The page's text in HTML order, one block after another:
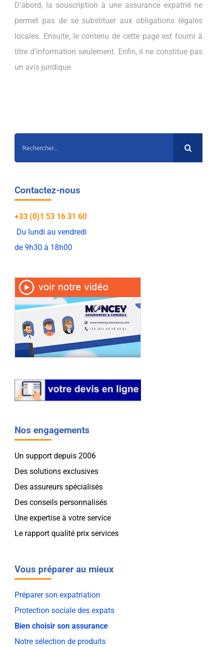
D’abord, la souscription à une assurance expatrié ne
permet pas de se substituer aux obligations légales
locales. Ensuite, le contenu de cette page est fourni à
titre d’information seulement. Enfin, il ne constitue pas
un avis juridique.
Contactez-nous
+33 (0)1 53 16 31 60
Du lundi au vendredi
de 9h30 à 18h00
Nos engagements
Un support depuis 2006
Des solutions exclusives
Des assureurs spécialisés
Des conseils personnalisés
Une expertise à votre service
Le rapport qualité prix services
Vous préparer au mieux
Préparer son expatriation
Protection sociale des expats
Bien choisir son assurance
Notre sélection de produits